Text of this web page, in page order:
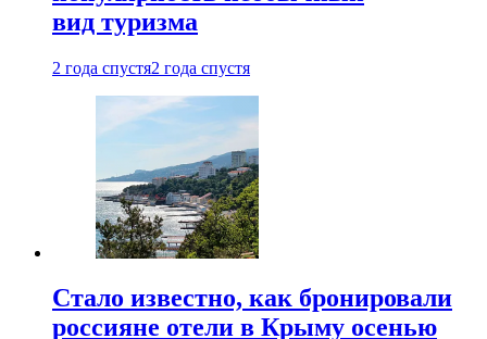
вид туризма
2 года спустя2 года спустя
Стало известно, как бронировали
россияне отели в Крыму осенью